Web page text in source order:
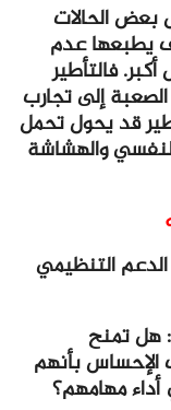
الحالات
يطبعها عدم
فالتأطير
إلى تجارب
قد يحول تحمل
والهشاشة
التنظيمي
هل تمنح
الإحساس بأنهم
أداء مهامهم؟